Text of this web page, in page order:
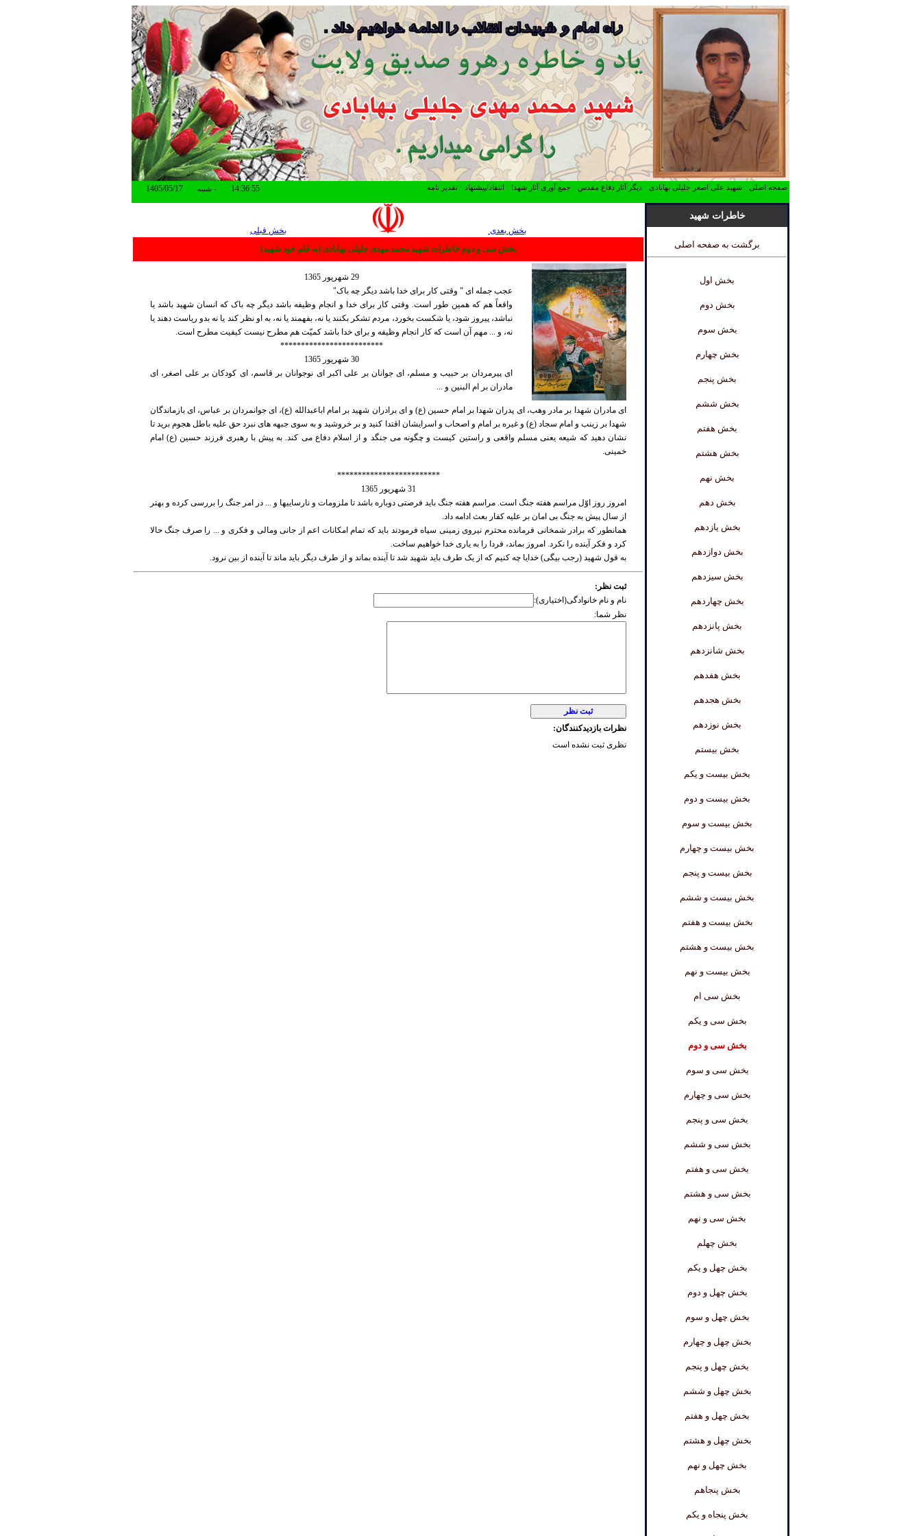
صفحه اصلی | شهید علی اصغر جلیلی بهابادی | دیگر آثار دفاع مقدس | جمع آوری آثار شهدا | انتقاد/پیشنهاد | تقدیر نامه شنبه -
خاطرات شهید
برگشت به صفحه اصلی
بخش اول
بخش دوم
بخش سوم
بخش چهارم
بخش پنجم
بخش ششم
بخش هفتم
بخش هشتم
بخش نهم
بخش دهم
بخش یازدهم
بخش دوازدهم
بخش سیزدهم
بخش چهاردهم
بخش پانزدهم
بخش شانزدهم
بخش هفدهم
بخش هجدهم
بخش نوزدهم
بخش بیستم
بخش بیست و یکم
بخش بیست و دوم
بخش بیست و سوم
بخش بیست و چهارم
بخش بیست و پنجم
بخش بیست و ششم
بخش بیست و هفتم
بخش بیست و هشتم
بخش بیست و نهم
بخش سی ام
بخش سی و یکم
بخش سی و دوم
بخش سی و سوم
بخش سی و چهارم
بخش سی و پنجم
بخش سی و ششم
بخش سی و هفتم
بخش سی و هشتم
بخش سی و نهم
بخش چهلم
بخش چهل و یکم
بخش چهل و دوم
بخش چهل و سوم
بخش چهل و چهارم
بخش چهل و پنجم
بخش چهل و ششم
بخش چهل و هفتم
بخش چهل و هشتم
بخش چهل و نهم
بخش پنجاهم
بخش پنجاه و یکم
بخش بعدی
بخش قبلی
بخش سی و دوم خاطرات شهید محمد مهدی جلیلی بهابادی (به قلم خود شهید)
29 شهریور 1365
عجب جمله ای " وقتی کار برای خدا باشد دیگر چه باک"
واقعاً هم که همین طور است. وقتی کار برای خدا و انجام وظیفه باشد دیگر چه باک که انسان شهید باشد یا
نباشد، پیروز شود، یا شکست بخورد، مردم تشکر بکنند یا نه، بفهمند یا نه، به او نظر کند یا نه بدو ریاست دهند یا
نه، و ... مهم آن است که کار انجام وظیفه و برای خدا باشد کمیّت هم مطرح نیست کیفیت مطرح است.
*************************
30 شهریور 1365
ای پیرمردان بر حبیب و مسلم، ای جوانان بر علی اکبر ای نوجوانان بر قاسم، ای کودکان بر علی اصغر، ای
مادران بر ام البنین و ...
ای مادران شهدا بر مادر وهب، ای پدران شهدا بر امام حسین (ع) و ای برادران شهید بر امام اباعبدالله (ع)، ای جوانمردان بر عباس، ای بازماندگان
شهدا بر زینب و امام سجاد (ع) و غیره بر امام و اصحاب و اسرایشان اقتدا کنید و بر خروشید و به سوی جبهه های نبرد حق علیه باطل هجوم برید تا
نشان دهید که شیعه یعنی مسلم واقعی و راستین کیست و چگونه می جنگد و از اسلام دفاع می کند. به پیش با رهبری فرزند حسین (ع) امام
خمینی.
*************************
31 شهریور 1365
امروز روز اوّل مراسم هفته جنگ است. مراسم هفته جنگ باید فرصتی دوباره باشد تا ملزومات و نارساییها و ... در امر جنگ را بررسی کرده و بهتر
از سال پیش به جنگ بی امان بر علیه کفار بعث ادامه داد.
همانطور که برادر شمخانی فرمانده محترم نیروی زمینی سپاه فرمودند باید که تمام امکانات اعم از جانی ومالی و فکری و ... را صرف جنگ حالا
کرد و فکر آینده را نکرد. امروز بماند، فردا را به یاری خدا خواهیم ساخت.
به قول شهید (رجب بیگی) خدایا چه کنیم که از یک طرف باید شهید شد تا آینده بماند و از طرف دیگر باید ماند تا آینده از بین نرود.
ثبت نظر:
نام و نام خانوادگی(اختیاری):
نظر شما:
نظرات بازدیدکنندگان:
نظری ثبت نشده است